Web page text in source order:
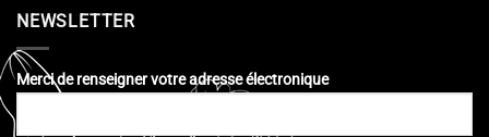
NEWSLETTER
Merci de renseigner votre adresse électronique